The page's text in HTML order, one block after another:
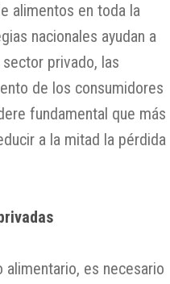
alimentos en toda la
nacionales ayudan a
privado, las
de los consumidores
fundamental que más
a la mitad la pérdida
es necesario